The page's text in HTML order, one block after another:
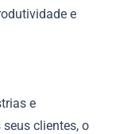
e
e
clientes, o